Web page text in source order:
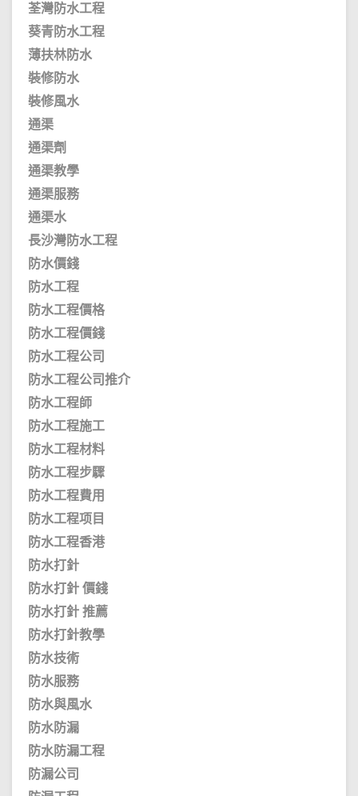
荃灣防水工程
葵青防水工程
薄扶林防水
裝修防水
裝修風水
通渠
通渠劑
通渠教學
通渠服務
通渠水
長沙灣防水工程
防水價錢
防水工程
防水工程價格
防水工程價錢
防水工程公司
防水工程公司推介
防水工程師
防水工程施工
防水工程材料
防水工程步驟
防水工程費用
防水工程项目
防水工程香港
防水打針
防水打針 價錢
防水打針 推薦
防水打針教學
防水技術
防水服務
防水與風水
防水防漏
防水防漏工程
防漏公司